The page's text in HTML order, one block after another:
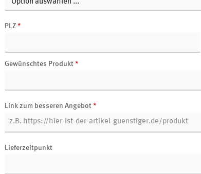
PLZ *
Gewünschtes Produkt *
Link zum besseren Angebot *
Lieferzeitpunkt